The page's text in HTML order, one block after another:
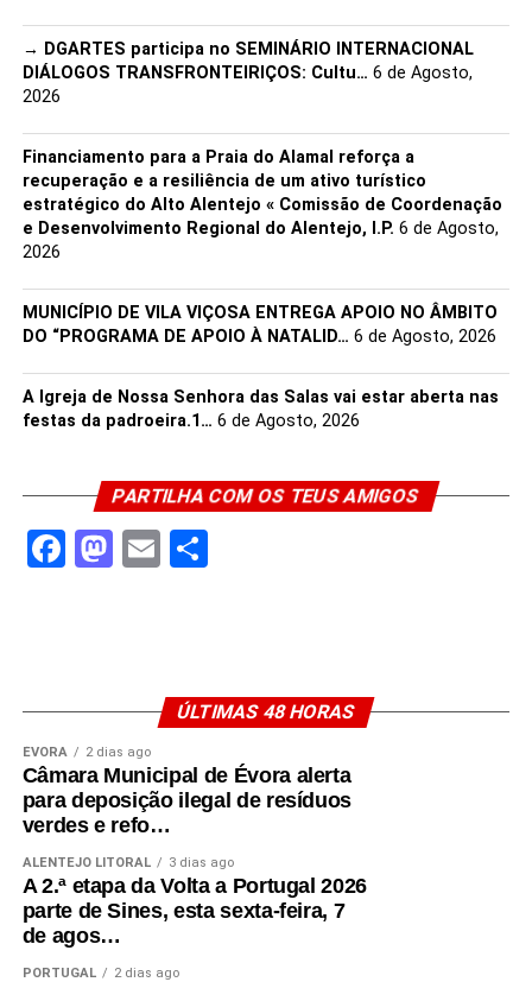
→ DGARTES participa no SEMINÁRIO INTERNACIONAL
DIÁLOGOS TRANSFRONTEIRIÇOS: Cultu… 6 de Agosto,
2026
Financiamento para a Praia do Alamal reforça a
recuperação e a resiliência de um ativo turístico
estratégico do Alto Alentejo « Comissão de Coordenação
e Desenvolvimento Regional do Alentejo, I.P. 6 de Agosto,
2026
MUNICÍPIO DE VILA VIÇOSA ENTREGA APOIO NO ÂMBITO
DO “PROGRAMA DE APOIO À NATALID… 6 de Agosto, 2026
A Igreja de Nossa Senhora das Salas vai estar aberta nas
festas da padroeira.1… 6 de Agosto, 2026
PARTILHA COM OS TEUS AMIGOS
Facebook
Mastodon
EmailShare
ÚLTIMAS 48 HORAS
ÉVORA 2 dias ago
Câmara Municipal de Évora alerta
para deposição ilegal de resíduos
verdes e refo…
ALENTEJO LITORAL 3 dias ago
A 2.ª etapa da Volta a Portugal 2026
parte de Sines, esta sexta-feira, 7
de agos…
PORTUGAL 2 dias ago